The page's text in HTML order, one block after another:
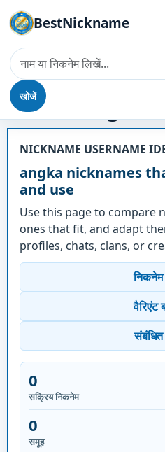
BestNickname
खोजें
उपनाम - angka
NICKNAME USERNAME
angka nicknames
and use
Use this page to compare
ones that fit, and adapt
profiles, chats, clans, or
वैरिएंट
0
सक्रिय निकनेम
0
समूह